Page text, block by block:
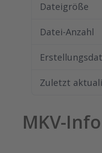
Dateigröße
Datei-Anzahl
Zuletzt
MKV-